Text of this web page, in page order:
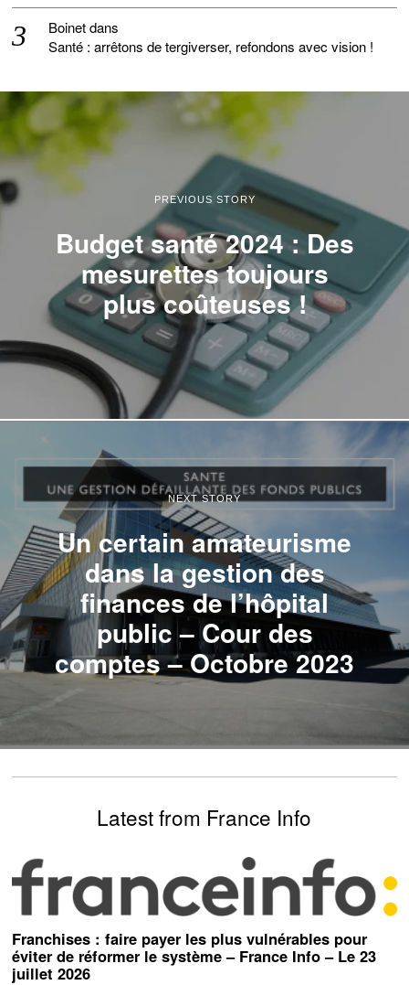
Boinetdans
Santé : arrêtons de tergiverser, refondons avec vision !
PREVIOUS STORY
Budget santé 2024 : Des
mesurettes toujours
plus coûteuses !
NEXT STORY
Un certain amateurisme
dans la gestion des
finances de l’hôpital
public – Cour des
comptes – Octobre 2023
Latest from France Info
Franchises : faire payer les plus vulnérables pour
éviter de réformer le système – France Info – Le 23
juillet 2026